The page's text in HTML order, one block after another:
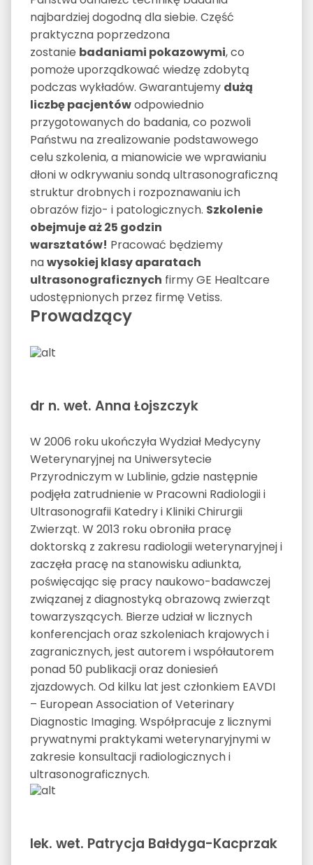
najbardziej dogodną dla siebie. Część
praktyczna poprzedzona
zostanie badaniami pokazowymi, co
pomoże uporządkować wiedzę zdobytą
podczas wykładów. Gwarantujemy dużą
liczbę pacjentówodpowiednio
przygotowanych do badania, co pozwoli
Państwu na zrealizowanie podstawowego
celu szkolenia, a mianowicie we wprawianiu
dłoni w odkrywaniu sondą ultrasonograficzną
struktur drobnych i rozpoznawaniu ich
obrazów fizjo- i patologicznych. Szkolenie
obejmuje aż 25 godzin
warsztatów! Pracować będziemy
nawysokiej klasy aparatach
ultrasonograficznych firmy GE Healtcare
udostępnionych przez firmę Vetiss.
Prowadzący
dr n. wet. Anna Łojszczyk
W 2006 roku ukończyła Wydział Medycyny
Weterynaryjnej na Uniwersytecie
Przyrodniczym w Lublinie, gdzie następnie
podjęła zatrudnienie w Pracowni Radiologii i
Ultrasonografii Katedry i Kliniki Chirurgii
Zwierząt. W 2013 roku obroniła pracę
doktorską z zakresu radiologii weterynaryjnej i
zaczęła pracę na stanowisku adiunkta,
poświęcając się pracy naukowo-badawczej
związanej z diagnostyką obrazową zwierząt
towarzyszących. Bierze udział w licznych
konferencjach oraz szkoleniach krajowych i
zagranicznych, jest autorem i współautorem
ponad 50 publikacji oraz doniesień
zjazdowych. Od kilku lat jest członkiem EAVDI
– European Association of Veterinary
Diagnostic Imaging. Współpracuje z licznymi
prywatnymi praktykami weterynaryjnymi w
zakresie konsultacji radiologicznych i
ultrasonograficznych.
lek. wet. Patrycja Bałdyga-Kacprzak